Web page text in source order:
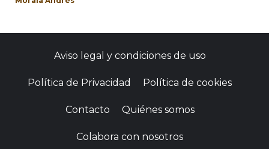
Aviso legal y condiciones de uso
Política de Privacidad Política de cookies
Contacto Quiénes somos
Colabora con nosotros